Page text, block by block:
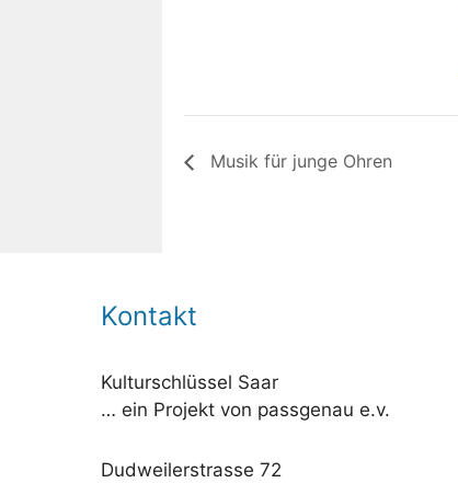
Musik für junge Ohren
Kontakt
Kulturschlüssel Saar
… ein Projekt von passgenau e.v.
Dudweilerstrasse 72